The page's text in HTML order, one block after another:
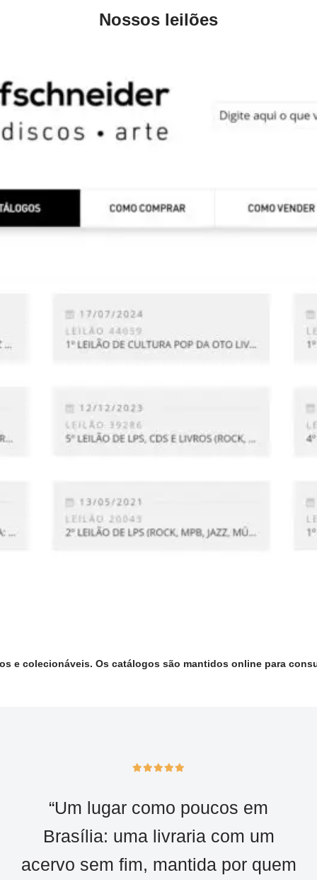
Nossos leilões
e colecionáveis. Os catálogos são mantidos online para
“Um lugar como poucos em
Brasília: uma livraria com um
acervo sem fim, mantida por quem